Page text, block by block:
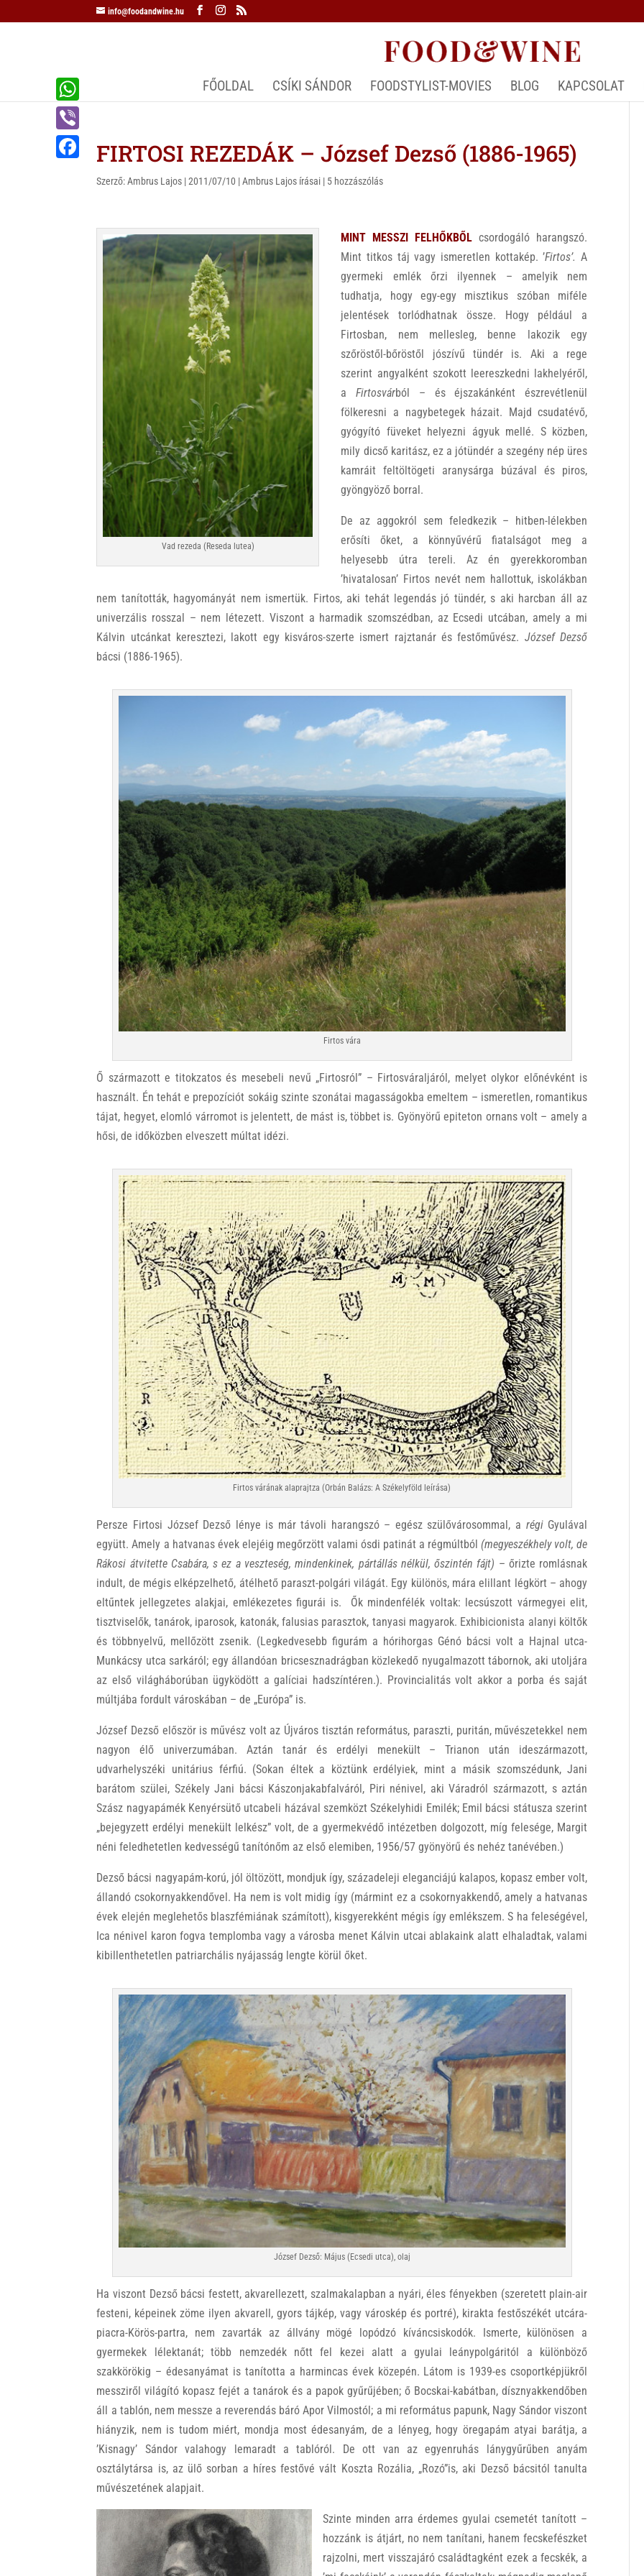
info@foodandwine.hu
FŐOLDAL CSÍKI SÁNDOR FOODSTYLIST-MOVIES BLOG KAPCSOLAT
FIRTOSI REZEDÁK – József Dezső (1886-1965)
Szerző:Ambrus Lajos |2011/07/10 |Ambrus Lajos írásai | 5 hozzászólás
Vad rezeda (Reseda lutea)
MINT MESSZI FELHŐKBŐL csordogáló harangszó.
Mint titkos táj vagy ismeretlen kottakép. ’Firtos’. A
gyermeki emlék őrzi ilyennek – amelyik nem
tudhatja, hogy egy-egy misztikus szóban miféle
jelentések torlódhatnak össze. Hogy például a
Firtosban, nem mellesleg, benne lakozik egy
szőröstől-bőröstől jószívű tündér is. Aki a rege
szerint angyalként szokott leereszkedni lakhelyéről,
aFirtosvárból – és éjszakánként észrevétlenül
fölkeresni a nagybetegek házait. Majd csudatévő,
gyógyító füveket helyezni ágyuk mellé. S közben,
mily dicső karitász, ez a jótündér a szegény nép üres
kamráit feltöltögeti aranysárga búzával és piros,
gyöngyöző borral.
De az aggokról sem feledkezik – hitben-lélekben
erősíti őket, a könnyűvérű fiatalságot meg a
helyesebb útra tereli. Az én gyerekkoromban
’hivatalosan’ Firtos nevét nem hallottuk, iskolákban
nem tanították, hagyományát nem ismertük. Firtos, aki tehát legendás jó tündér, s aki harcban áll az
univerzális rosszal – nem létezett. Viszont a harmadik szomszédban, az Ecsedi utcában, amely a mi
Kálvin utcánkat keresztezi, lakott egy kisváros-szerte ismert rajztanár és festőművész. József Dezső
bácsi (1886-1965).
Firtos vára
Ő származott e titokzatos és mesebeli nevű „Firtosról” – Firtosváraljáról, melyet olykor előnévként is
használt. Én tehát e prepozíciót sokáig szinte szonátai magasságokba emeltem – ismeretlen, romantikus
tájat, hegyet, elomló várromot is jelentett, de mást is, többet is. Gyönyörű epiteton ornans volt – amely a
hősi, de időközben elveszett múltat idézi.
Firtos várának alaprajtza (Orbán Balázs: A Székelyföld leírása)
Persze Firtosi József Dezső lénye is már távoli harangszó – egész szülővárosommal, a régi Gyulával
együtt. Amely a hatvanas évek elejéig megőrzött valami ósdi patinát a régmúltból (megyeszékhely volt, de
Rákosi átvitette Csabára, s ez a veszteség, mindenkinek, pártállás nélkül, őszintén fájt) – őrizte romlásnak
indult, de mégis elképzelhető, átélhető paraszt-polgári világát. Egy különös, mára elillant légkört – ahogy
eltűntek jellegzetes alakjai, emlékezetes figurái is. Ők mindenfélék voltak: lecsúszott vármegyei elit,
tisztviselők, tanárok, iparosok, katonák, falusias parasztok, tanyasi magyarok. Exhibicionista alanyi költők
és többnyelvű, mellőzött zsenik. (Legkedvesebb figurám a hórihorgas Génó bácsi volt a Hajnal utca-
Munkácsy utca sarkáról; egy állandóan bricsesznadrágban közlekedő nyugalmazott tábornok, aki utoljára
az első világháborúban ügyködött a galíciai hadszíntéren.). Provincialitás volt akkor a porba és saját
múltjába fordult városkában – de „Európa” is.
József Dezső először is művész volt az Újváros tisztán református, paraszti, puritán, művészetekkel nem
nagyon élő univerzumában. Aztán tanár és erdélyi menekült – Trianon után ideszármazott,
udvarhelyszéki unitárius férfiú. (Sokan éltek a köztünk erdélyiek, mint a másik szomszédunk, Jani
barátom szülei, Székely Jani bácsi Kászonjakabfalváról, Piri nénivel, aki Váradról származott, s aztán
Szász nagyapámék Kenyérsütő utcabeli házával szemközt Székelyhidi Emilék; Emil bácsi státusza szerint
„bejegyzett erdélyi menekült lelkész” volt, de a gyermekvédő intézetben dolgozott, míg felesége, Margit
néni feledhetetlen kedvességű tanítónőm az első elemiben, 1956/57 gyönyörű és nehéz tanévében.)
Dezső bácsi nagyapám-korú, jól öltözött, mondjuk így, századeleji eleganciájú kalapos, kopasz ember volt,
állandó csokornyakkendővel. Ha nem is volt midig így (mármint ez a csokornyakkendő, amely a hatvanas
évek elején meglehetős blaszfémiának számított), kisgyerekként mégis így emlékszem. S ha feleségével,
Ica nénivel karon fogva templomba vagy a városba menet Kálvin utcai ablakaink alatt elhaladtak, valami
kibillenthetetlen patriarchális nyájasság lengte körül őket.
József Dezső: Május (Ecsedi utca), olaj
Ha viszont Dezső bácsi festett, akvarellezett, szalmakalapban a nyári, éles fényekben (szeretett plain-air
festeni, képeinek zöme ilyen akvarell, gyors tájkép, vagy városkép és portré), kirakta festőszékét utcára-
piacra-Körös-partra, nem zavarták az állvány mögé lopódzó kíváncsiskodók. Ismerte, különösen a
gyermekek lélektanát; több nemzedék nőtt fel kezei alatt a gyulai leánypolgáritól a különböző
szakkörökig – édesanyámat is tanította a harmincas évek közepén. Látom is 1939-es csoportképjükről
messziről világító kopasz fejét a tanárok és a papok gyűrűjében; ő Bocskai-kabátban, dísznyakkendőben
áll a tablón, nem messze a reverendás báró Apor Vilmostól; a mi református papunk, Nagy Sándor viszont
hiányzik, nem is tudom miért, mondja most édesanyám, de a lényeg, hogy öregapám atyai barátja, a
’Kisnagy’ Sándor valahogy lemaradt a tablóról. De ott van az egyenruhás lánygyűrűben anyám
osztálytársa is, az ülő sorban a híres festővé vált Koszta Rozália, „Rozó”is, aki Dezső bácsitól tanulta
művészetének alapjait.
Szinte minden arra érdemes gyulai csemetét tanított –
hozzánk is átjárt, no nem tanítani, hanem fecskefészket
rajzolni, mert visszajáró családtagként ezek a fecskék, a
W
h
a
V